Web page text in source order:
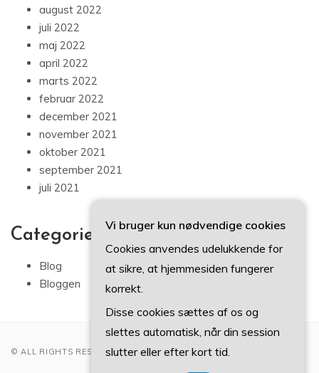
august 2022
juli 2022
maj 2022
april 2022
marts 2022
februar 2022
december 2021
november 2021
oktober 2021
september 2021
juli 2021
Categories
Blog
Bloggen
© ALL RIGHTS RESERVED 2022
Vi bruger kun nødvendige cookies
Cookies anvendes udelukkende for
at sikre, at hjemmesiden fungerer
korrekt.
Disse cookies sættes af os og
slettes automatisk, når din session
slutter eller efter kort tid.